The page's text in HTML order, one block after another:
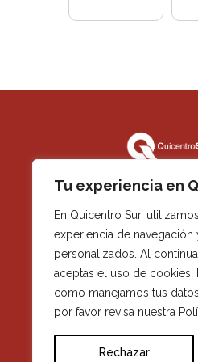
Tu experiencia en
En Quicentro Sur,
experiencia de
personalizados. Al
aceptas el uso de cookies.
cómo manejamos tus
por favor revisa nuestra
Rechazar